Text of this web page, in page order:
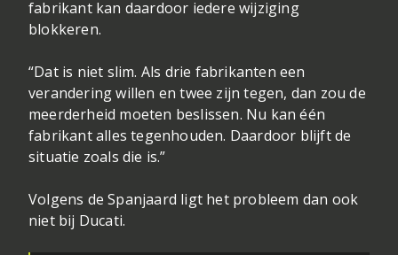
fabrikant kan daardoor iedere wijziging
blokkeren.
“Dat is niet slim. Als drie fabrikanten een
verandering willen en twee zijn tegen, dan zou de
meerderheid moeten beslissen. Nu kan één
fabrikant alles tegenhouden. Daardoor blijft de
situatie zoals die is.”
Volgens de Spanjaard ligt het probleem dan ook
niet bij Ducati.